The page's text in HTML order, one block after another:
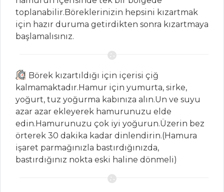
MAKARNA
Sade Pirinç
BAHARATLI PİLAV
NARLI VE
KESTANELİ PİLAV
Pilav ve Makarna
Tüm Tarifleri
toplanabilir.Böreklerinizin hepsini kızartmak
için hazır duruma getirdikten sonra kızartmaya
başlamalısınız.
Börek kızartıldığı için içerisi çiğ
kalmamaktadır.Hamur için yumurta, sirke,
yoğurt, tuz yoğurma kabınıza alın.Un ve suyu
azar azar ekleyerek hamurunuzu elde
edin.Hamurunuzu çok iyi yoğurun.Üzerin bez
örterek 30 dakika kadar dinlendirin.(Hamura
işaret parmağınızla bastırdığınızda,
bastırdığınız nokta eski haline dönmeli)